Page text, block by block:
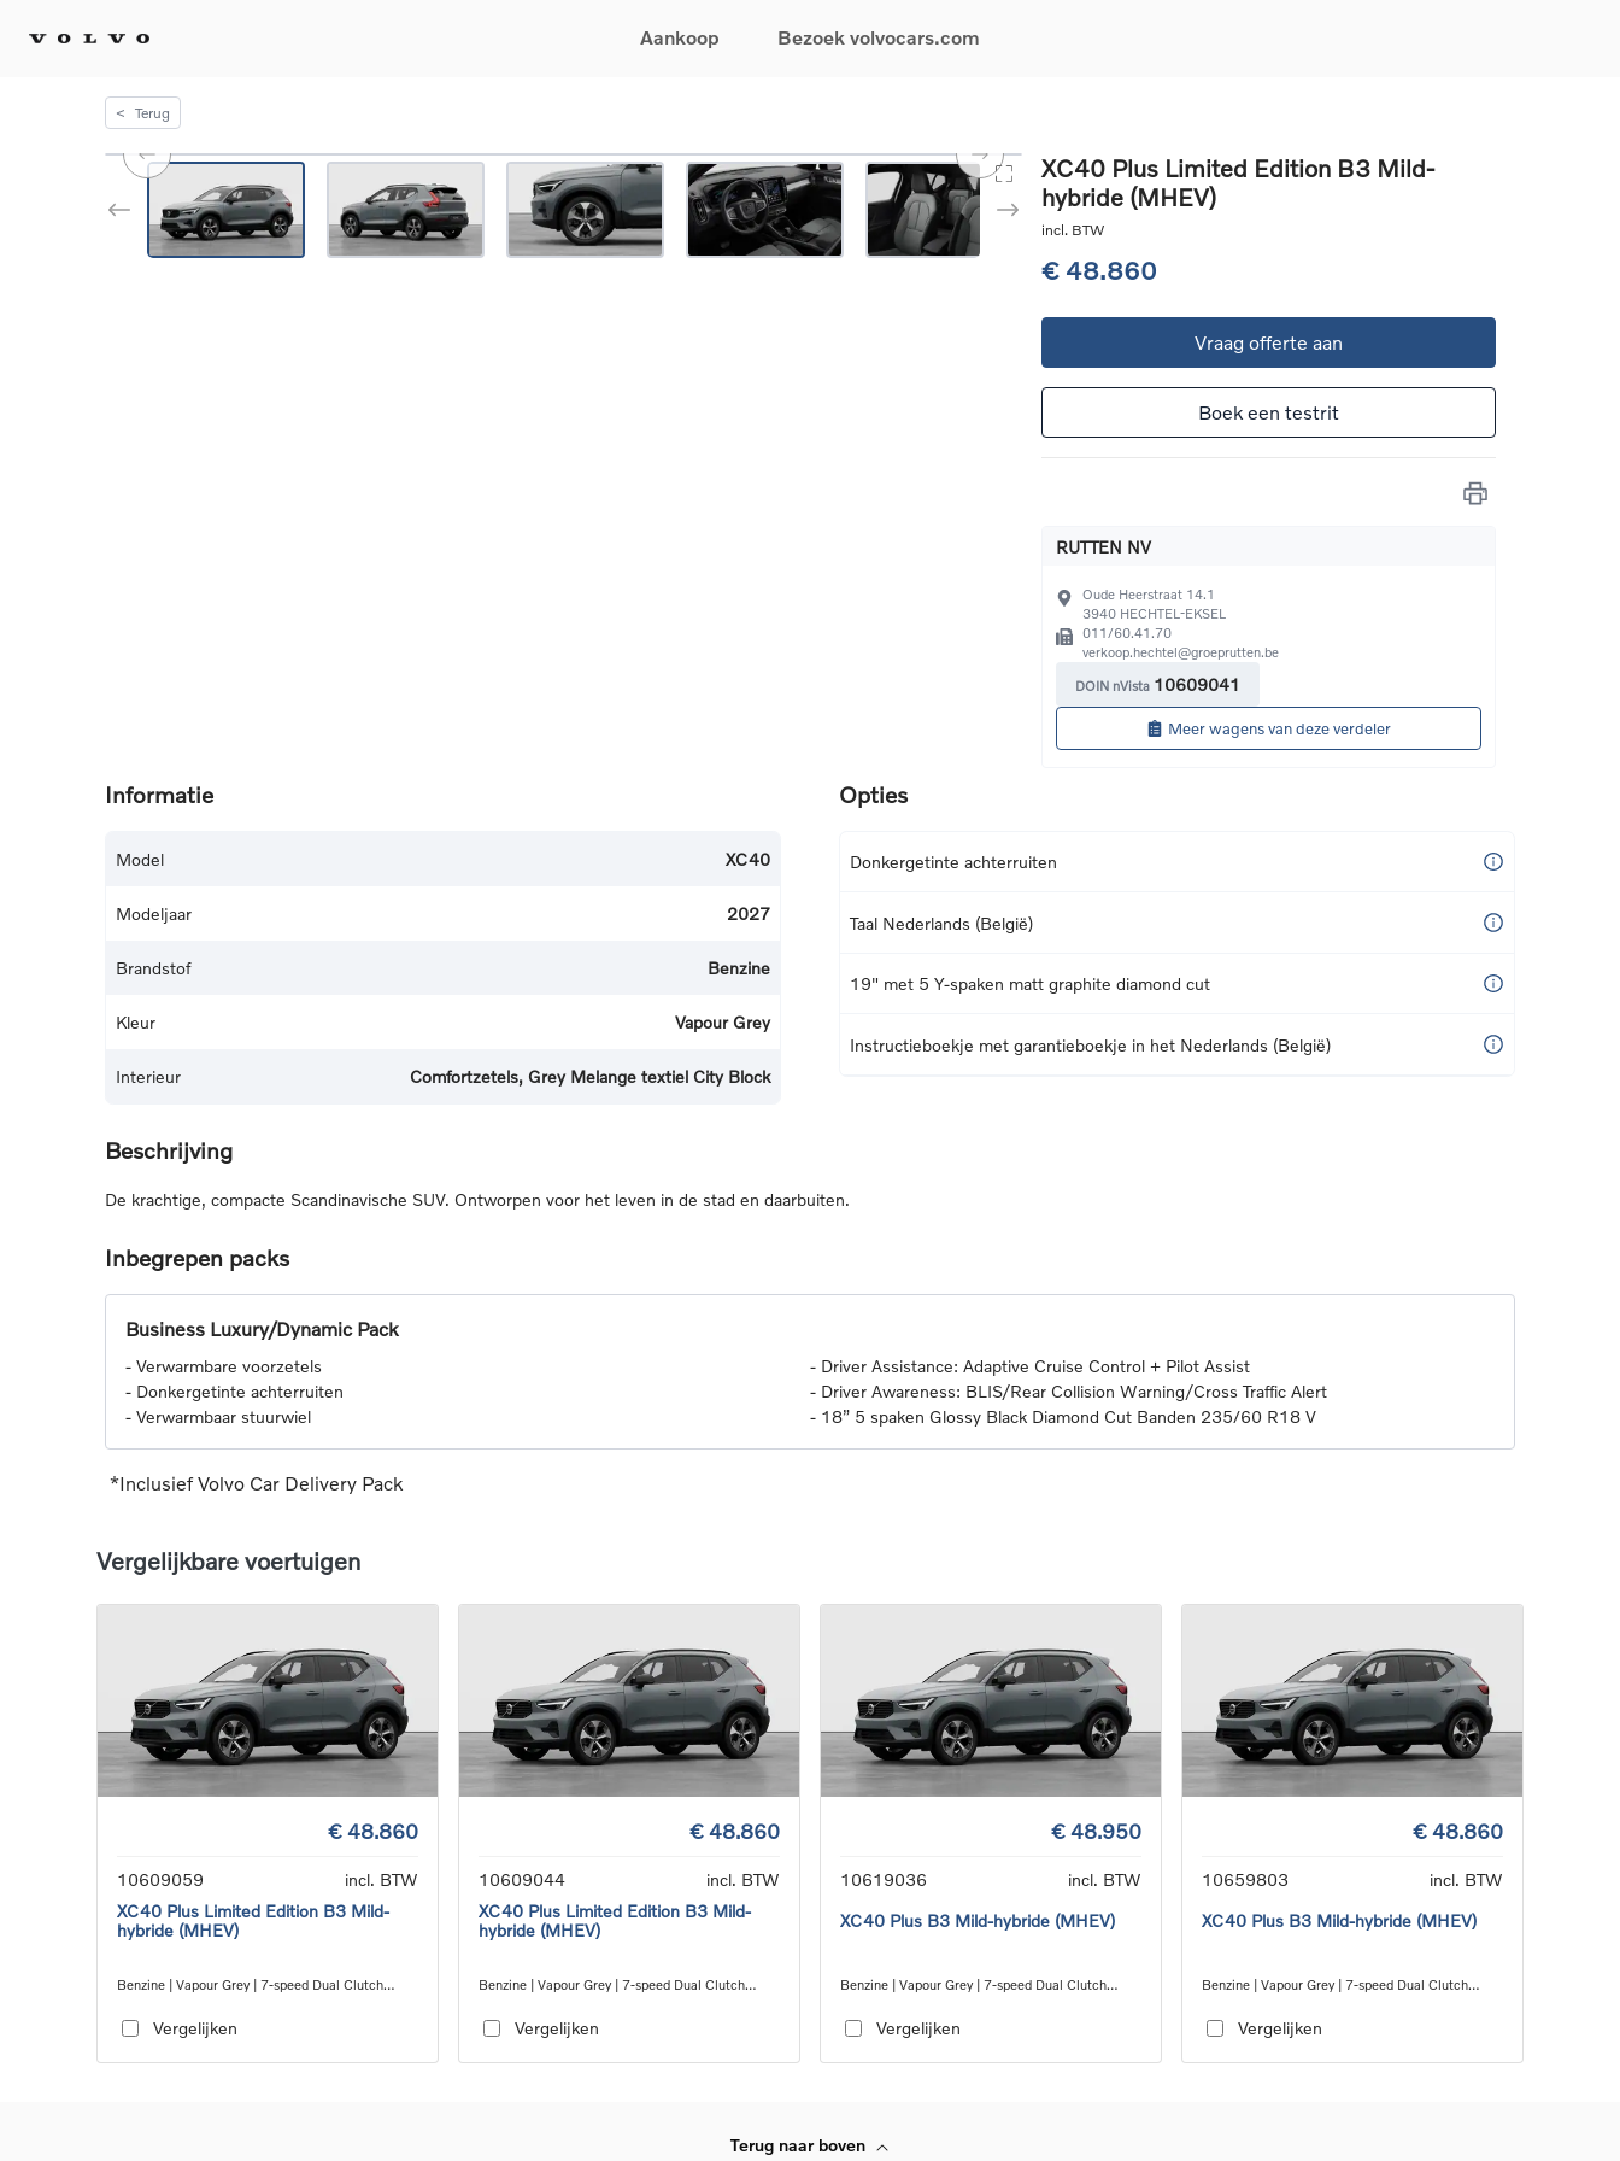
Aankoop
EX30
EX40
EC40
Elektrische auto's
Plug-inhybride auto's
Mild hybrid auto's
Bezoek volvocars.com
Stel uw wagen samen
Tijdelijke aanbiedingen
Gecertificeerde
Financieren
Verzekeringen
Boek een onderhoud
Onderhoud & herstellingen
Overname van uw auto
24/7 Pechverhelping
< Terug
XC40 Plus Limited Edition B3 Mild-
hybride (MHEV)
incl. BTW
€ 48.860
Vraag offerte aan
Boek een testrit
RUTTEN NV
Oude Heerstraat 14.1
3940 HECHTEL-EKSEL
011/60.41.70
verkoop.hechtel@groeprutten.be
DOIN nVista 10609041
Meer wagens van deze verdeler
Informatie
Model XC40
Modeljaar 2027
Brandstof Benzine
Kleur Vapour Grey
Interieur Comfortzetels, Grey Melange textiel City Block
Opties
Donkergetinte achterruiten
Taal Nederlands (België)
19" met 5 Y-spaken matt graphite diamond cut
Instructieboekje met garantieboekje in het Nederlands (België)
Beschrijving
De krachtige, compacte Scandinavische SUV. Ontworpen voor het leven in de stad en daarbuiten.
Inbegrepen packs
Business Luxury/Dynamic Pack
- Verwarmbare voorzetels - Driver Assistance: Adaptive Cruise Control + Pilot Assist
- Donkergetinte achterruiten - Driver Awareness: BLIS/Rear Collision Warning/Cross Traffic Alert
- Verwarmbaar stuurwiel - 18” 5 spaken Glossy Black Diamond Cut Banden 235/60 R18 V
*Inclusief Volvo Car Delivery Pack
Vergelijkbare voertuigen
€ 48.860
10609059
incl. BTW
XC40 Plus Limited Edition B3 Mild-
hybride (MHEV)
Benzine | Vapour Grey | 7-speed Dual Clutch
Vergelijken
€ 48.860
10609044
incl. BTW
XC40 Plus Limited Edition B3 Mild-
hybride (MHEV)
Benzine | Vapour Grey | 7-speed Dual Clutch
Vergelijken
€ 48.950
10619036
incl. BTW
XC40 Plus B3 Mild-hybride (MHEV)
Benzine | Vapour Grey | 7-speed Dual Clutch
Vergelijken
€ 48.860
10659803
incl. BTW
XC40 Plus B3 Mild-hybride (MHEV)
Benzine | Vapour Grey | 7-speed Dual Clutch
Vergelijken
Terug naar boven